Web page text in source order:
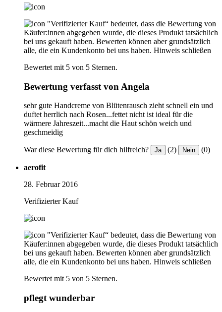
"Verifizierter Kauf“ bedeutet, dass die Bewertung von
Käufer:innen abgegeben wurde, die dieses Produkt tatsächlich
bei uns gekauft haben. Bewerten können aber grundsätzlich
alle, die ein Kundenkonto bei uns haben. Hinweis schließen
Bewertet mit 5 von 5 Sternen.
Bewertung verfasst von Angela
sehr gute Handcreme von Blütenrausch zieht schnell ein und
duftet herrlich nach Rosen...fettet nicht ist ideal für die
wärmere Jahreszeit...macht die Haut schön weich und
geschmeidig
War diese Bewertung für dich hilfreich? Ja (2) Nein (0)
aerofit
28. Februar 2016
Verifizierter Kauf
"Verifizierter Kauf“ bedeutet, dass die Bewertung von
Käufer:innen abgegeben wurde, die dieses Produkt tatsächlich
bei uns gekauft haben. Bewerten können aber grundsätzlich
alle, die ein Kundenkonto bei uns haben. Hinweis schließen
Bewertet mit 5 von 5 Sternen.
pflegt wunderbar